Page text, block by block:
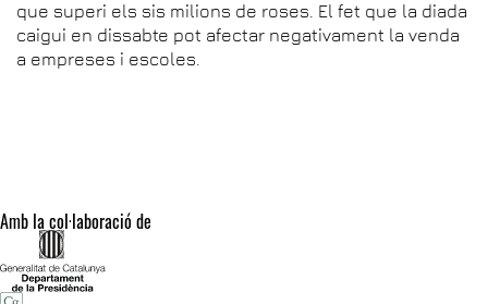
que superi els sis milions de roses. El fet que la diada
caigui en dissabte pot afectar negativament la venda
a empreses i escoles.
Amb la col·laboració de